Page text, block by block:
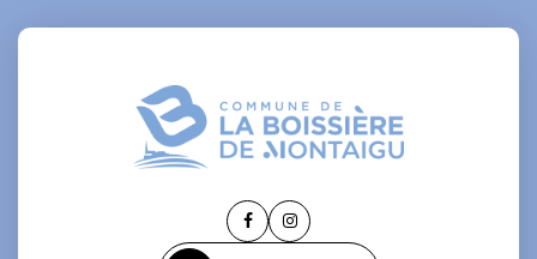
Lien Lien